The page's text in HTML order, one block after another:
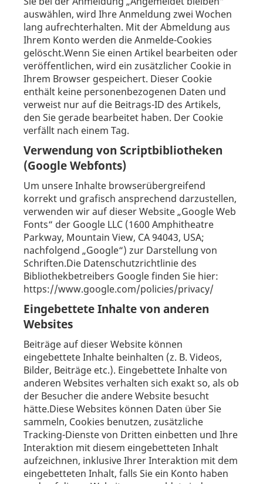
auswählen, wird Ihre Anmeldung zwei Wochen
lang aufrechterhalten. Mit der Abmeldung aus
Ihrem Konto werden die Anmelde-Cookies
gelöscht.Wenn Sie einen Artikel bearbeiten oder
veröffentlichen, wird ein zusätzlicher Cookie in
Ihrem Browser gespeichert. Dieser Cookie
enthält keine personenbezogenen Daten und
verweist nur auf die Beitrags-ID des Artikels,
den Sie gerade bearbeitet haben. Der Cookie
verfällt nach einem Tag.
Verwendung von Scriptbibliotheken
(Google Webfonts)
Um unsere Inhalte browserübergreifend
korrekt und grafisch ansprechend darzustellen,
verwenden wir auf dieser Website „Google Web
Fonts“ der Google LLC (1600 Amphitheatre
Parkway, Mountain View, CA 94043, USA;
nachfolgend „Google“) zur Darstellung von
Schriften.Die Datenschutzrichtlinie des
Bibliothekbetreibers Google finden Sie hier:
https://www.google.com/policies/privacy/
Eingebettete Inhalte von anderen
Websites
Beiträge auf dieser Website können
eingebettete Inhalte beinhalten (z. B. Videos,
Bilder, Beiträge etc.). Eingebettete Inhalte von
anderen Websites verhalten sich exakt so, als ob
der Besucher die andere Website besucht
hätte.Diese Websites können Daten über Sie
sammeln, Cookies benutzen, zusätzliche
Tracking-Dienste von Dritten einbetten und Ihre
Interaktion mit diesem eingebetteten Inhalt
aufzeichnen, inklusive Ihrer Interaktion mit dem
eingebetteten Inhalt, falls Sie ein Konto haben